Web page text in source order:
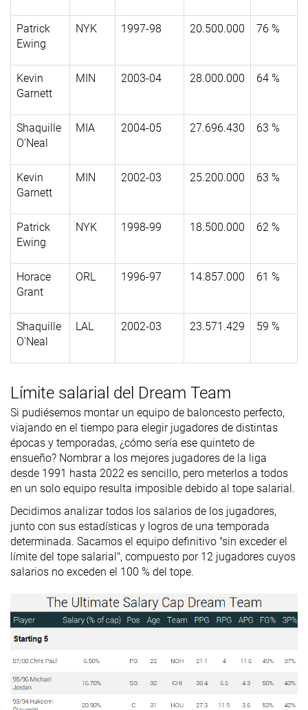
Patrick
Ewing
NYK 1997-98 20.500.000 76 %
Kevin
Garnett
MIN 2003-04 28.000.000 64 %
Shaquille
O'Neal
MIA 2004-05 27.696.430 63 %
Kevin
Garnett
MIN 2002-03 25.200.000 63 %
Patrick
Ewing
NYK 1998-99 18.500.000 62 %
Horace
Grant
ORL 1996-97 14.857.000 61 %
Shaquille
O'Neal
LAL 2002-03 23.571.429 59 %
Límite salarial del Dream Team
Si pudiésemos montar un equipo de baloncesto perfecto,
viajando en el tiempo para elegir jugadores de distintas
épocas y temporadas, ¿cómo sería ese quinteto de
ensueño? Nombrar a los mejores jugadores de la liga
desde 1991 hasta 2022 es sencillo, pero meterlos a todos
en un solo equipo resulta imposible debido al tope salarial.
Decidimos analizar todos los salarios de los jugadores,
junto con sus estadísticas y logros de una temporada
determinada. Sacamos el equipo definitivo "sin exceder el
límite del tope salarial", compuesto por 12 jugadores cuyos
salarios no exceden el 100 % del tope.